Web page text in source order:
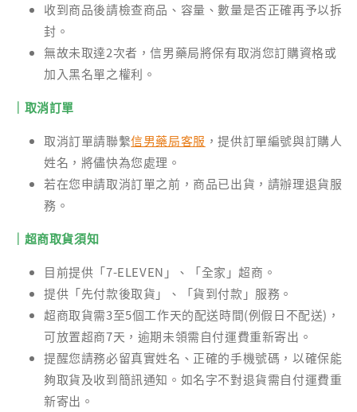
收到商品後請檢查商品、容量、數量是否正確再予以拆
封。
無故未取達2次者，信男藥局將保有取消您訂購資格或
加入黑名單之權利。
｜取消訂單
取消訂單請聯繫信男藥局客服 ，提供訂單編號與訂購人
姓名，將儘快為您處理。
若在您申請取消訂單之前，商品已出貨，請辦理退貨服
務。
｜超商取貨須知
目前提供「7-ELEVEN」、「全家」超商。
提供「先付款後取貨」、「貨到付款」服務。
超商取貨需3至5個工作天的配送時間(例假日不配送)，
可放置超商7天，逾期未領需自付運費重新寄出。
提醒您請務必留真實姓名、正確的手機號碼，以確保能
夠取貨及收到簡訊通知。如名字不對退貨需自付運費重
新寄出。